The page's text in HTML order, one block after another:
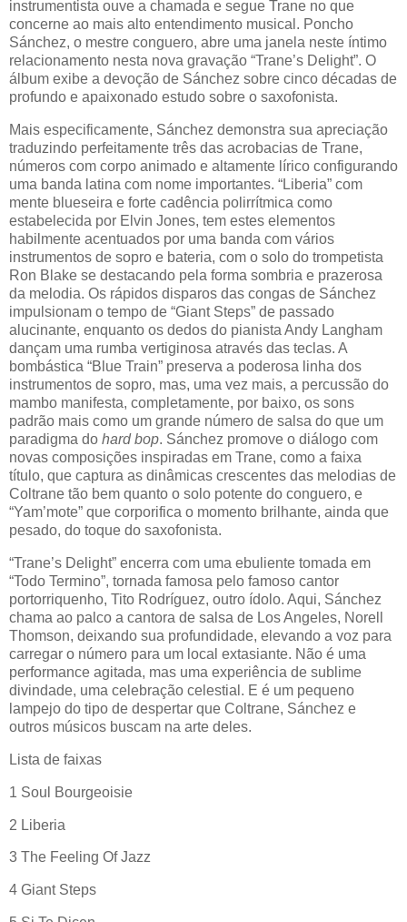
instrumentista ouve a chamada e segue Trane no que
concerne ao mais alto entendimento musical. Poncho
Sánchez, o mestre conguero, abre uma janela neste íntimo
relacionamento nesta nova gravação “Trane’s Delight”. O
álbum exibe a devoção de Sánchez sobre cinco décadas de
profundo e apaixonado estudo sobre o saxofonista.
Mais especificamente, Sánchez demonstra sua apreciação
traduzindo perfeitamente três das acrobacias de Trane,
números com corpo animado e altamente lírico configurando
uma banda latina com nome importantes. “Liberia” com
mente blueseira e forte cadência polirrítmica como
estabelecida por Elvin Jones, tem estes elementos
habilmente acentuados por uma banda com vários
instrumentos de sopro e bateria, com o solo do trompetista
Ron Blake se destacando pela forma sombria e prazerosa
da melodia. Os rápidos disparos das congas de Sánchez
impulsionam o tempo de “Giant Steps” de passado
alucinante, enquanto os dedos do pianista Andy Langham
dançam uma rumba vertiginosa através das teclas. A
bombástica “Blue Train” preserva a poderosa linha dos
instrumentos de sopro, mas, uma vez mais, a percussão do
mambo manifesta, completamente, por baixo, os sons
padrão mais como um grande número de salsa do que um
paradigma do hard bop. Sánchez promove o diálogo com
novas composições inspiradas em Trane, como a faixa
título, que captura as dinâmicas crescentes das melodias de
Coltrane tão bem quanto o solo potente do conguero, e
“Yam’mote” que corporifica o momento brilhante, ainda que
pesado, do toque do saxofonista.
“Trane’s Delight” encerra com uma ebuliente tomada em
“Todo Termino”, tornada famosa pelo famoso cantor
portorriquenho, Tito Rodríguez, outro ídolo. Aqui, Sánchez
chama ao palco a cantora de salsa de Los Angeles, Norell
Thomson, deixando sua profundidade, elevando a voz para
carregar o número para um local extasiante. Não é uma
performance agitada, mas uma experiência de sublime
divindade, uma celebração celestial. E é um pequeno
lampejo do tipo de despertar que Coltrane, Sánchez e
outros músicos buscam na arte deles.
Lista de faixas
1 Soul Bourgeoisie
2 Liberia
3 The Feeling Of Jazz
4 Giant Steps